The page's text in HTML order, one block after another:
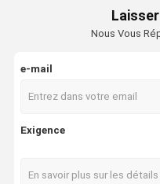
Nous Vous
e-mail
Exigence